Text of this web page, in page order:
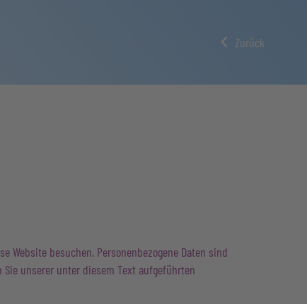
Zurück
Website besuchen. Personenbezogene Daten sind
unserer unter diesem Text aufgeführten